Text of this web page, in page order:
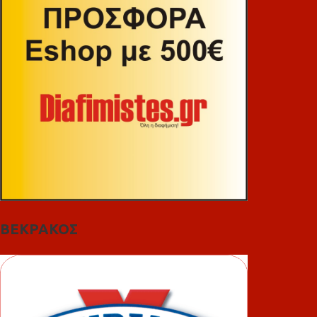
ΒΕΚΡΑΚΟΣ